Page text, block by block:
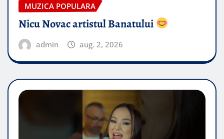
MUZICA POPULARA
Nicu Novac artistul Banatului
admin aug. 2, 2026